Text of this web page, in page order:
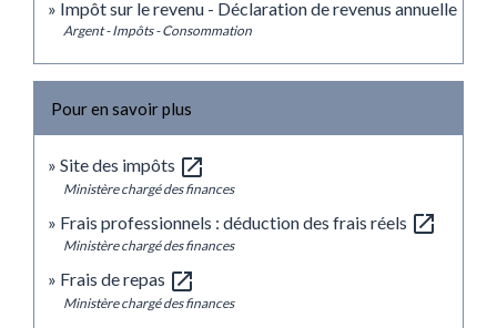
Impôt sur le revenu - Déclaration de revenus annuelle
Argent - Impôts - Consommation
Pour en savoir plus
Site des impôts open_in_new
Ministère chargé des finances
Frais professionnels : déduction des frais réels open_in_new
Ministère chargé des finances
Frais de repas open_in_new
Ministère chargé des finances